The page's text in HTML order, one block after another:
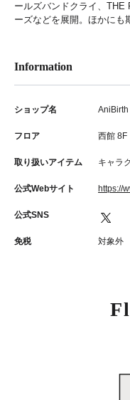
ールズバンドクライ、THE
ーズなどを展開。ほかにも
Information
ショップ名 AniBirth
フロア 西館 8F
取り扱いアイテム キャラ
公式Webサイト https://
公式SNS
免税 対象外